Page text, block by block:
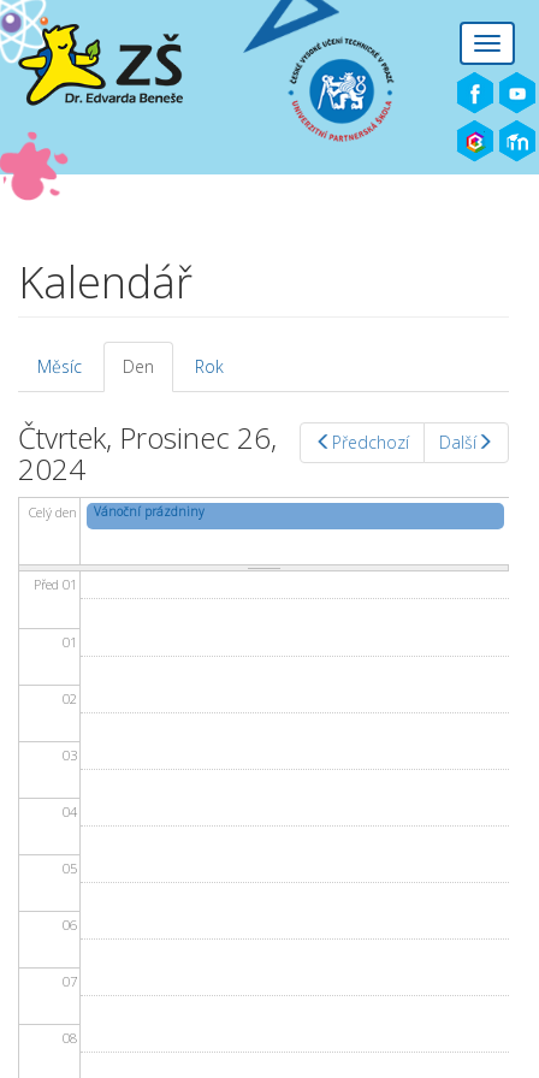
Přejít k hlavnímu obsahu
Toggle
Kalendář
Hlavní záložky
Měsíc Den (aktivní
záložka)
Rok
Předchozí Další
Čtvrtek, Prosinec 26,
2024
Celý den Vánoční prázdniny
Před 01
01
02
03
04
05
06
07
08